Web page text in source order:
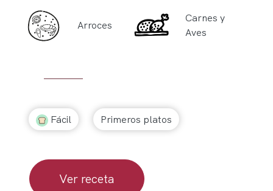
Arroces
Carnes y
Aves
Fácil Primeros platos
Ver receta